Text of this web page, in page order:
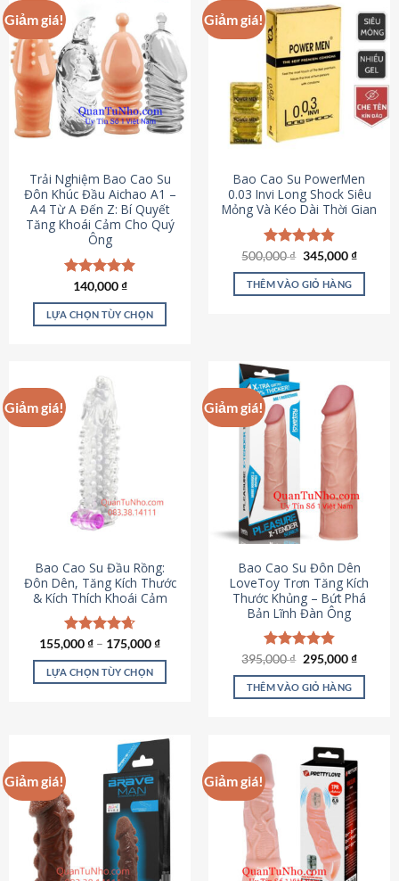
Giảm giá!
Trải Nghiệm Bao Cao Su
Đôn Khúc Đầu Aichao A1 –
A4 Từ A Đến Z: Bí Quyết
Tăng Khoái Cảm Cho Quý
Ông
Được xếp
hạng4.88
5 sao
140,000₫
LỰA CHỌN TÙY CHỌN
có
nhiều
biến
thể.
Các
tùy
chọn
có
chọn
trên
trang
sản
phẩm
Giảm giá!
Bao Cao Su PowerMen
0.03 Invi Long Shock Siêu
Mỏng Và Kéo Dài Thời Gian
Được xếp
hạng4.85
5 sao
500,000₫ Giá
là:
500,000 ₫.
345,000₫Giá
tại
THÊM VÀO GIỎ HÀNG
Giảm giá!
Bao Cao Su Đầu Rồng:
Đôn Dên, Tăng Kích Thước
& Kích Thích Khoái Cảm
Được xếp
hạng4.69
5 sao
155,000₫ – 175,000₫
LỰA CHỌN TÙY CHỌN
nhiều
biến
thể.
Các
tùy
chọn
Giảm giá!
Bao Cao Su Đôn Dên
LoveToy Trơn Tăng Kích
Thước Khủng – Bứt Phá
Bản Lĩnh Đàn Ông
Được xếp
hạng4.82
5 sao
395,000₫ Giá
là:
395,000 ₫.
295,000₫Giá
tại
THÊM VÀO GIỎ HÀNG
Giảm giá! Giảm giá!